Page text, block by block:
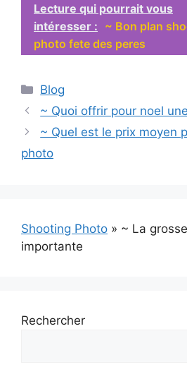
Lecture qui pourrait vous
intéresser : ~ Bon plan
photo fete des peres
Catégories
Blog
~ Quoi offrir pour noel
~ Quel est le prix moyen
photo
Shooting Photo » ~ La
importante
Rechercher